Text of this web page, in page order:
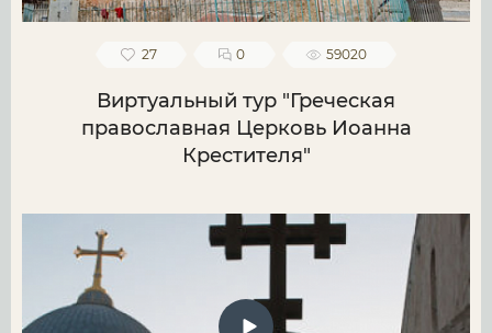
27 0 59020
Виртуальный тур "Греческая
православная Церковь Иоанна
Крестителя"